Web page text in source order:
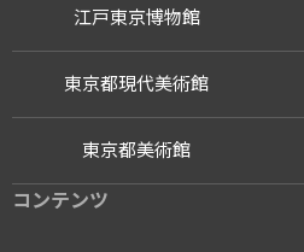
江戸東京博物館
東京都現代美術館
東京都美術館
コンテンツ